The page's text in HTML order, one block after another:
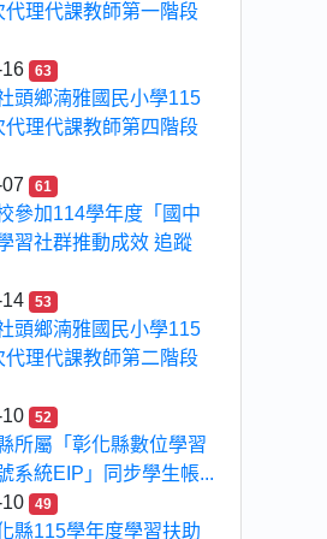
代理代課教師第一階段
63
頭鄉湳雅國民小學115
代理代課教師第四階段
61
參加114學年度「國中
習社群推動成效 追蹤
53
頭鄉湳雅國民小學115
代理代課教師第二階段
52
所屬「彰化縣數位學習
系統EIP」同步學生帳...
49
縣115學年度學習扶助